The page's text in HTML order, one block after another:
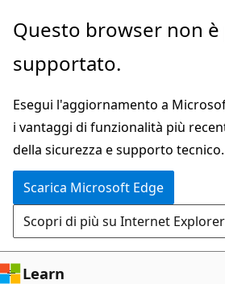
Ignora
passa
contenuto
principale
Questo browser non è
supportato.
Esegui l'aggiornamento a
i vantaggi di funzionalità più
della sicurezza e supporto tecnico.
Scarica Microsoft Edge
Scopri di più su Internet
Learn